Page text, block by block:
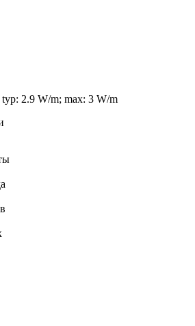
typ: 2.9 W/m; max: 3 W/m